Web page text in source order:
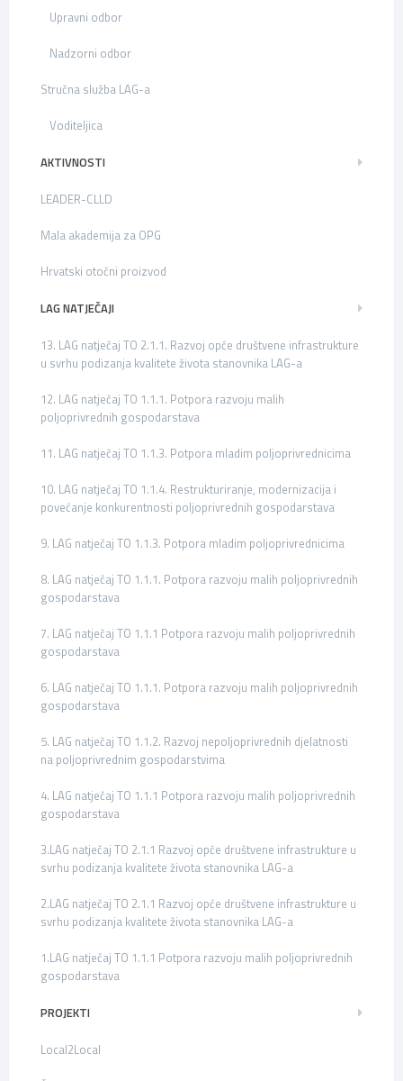
Upravni odbor
Nadzorni odbor
Stručna služba LAG-a
Voditeljica
AKTIVNOSTI
LEADER-CLLD
Mala akademija za OPG
Hrvatski otočni proizvod
LAG NATJEČAJI
13. LAG natječaj TO 2.1.1. Razvoj opće društvene infrastrukture
u svrhu podizanja kvalitete života stanovnika LAG-a
12. LAG natječaj TO 1.1.1. Potpora razvoju malih
poljoprivrednih gospodarstava
11. LAG natječaj TO 1.1.3. Potpora mladim poljoprivrednicima
10. LAG natječaj TO 1.1.4. Restrukturiranje, modernizacija i
povećanje konkurentnosti poljoprivrednih gospodarstava
9. LAG natječaj TO 1.1.3. Potpora mladim poljoprivrednicima
8. LAG natječaj TO 1.1.1. Potpora razvoju malih poljoprivrednih
gospodarstava
7. LAG natječaj TO 1.1.1 Potpora razvoju malih poljoprivrednih
gospodarstava
6. LAG natječaj TO 1.1.1. Potpora razvoju malih poljoprivrednih
gospodarstava
5. LAG natječaj TO 1.1.2. Razvoj nepoljoprivrednih djelatnosti
na poljoprivrednim gospodarstvima
4. LAG natječaj TO 1.1.1 Potpora razvoju malih poljoprivrednih
gospodarstava
3.LAG natječaj TO 2.1.1 Razvoj opće društvene infrastrukture u
svrhu podizanja kvalitete života stanovnika LAG-a
2.LAG natječaj TO 2.1.1 Razvoj opće društvene infrastrukture u
svrhu podizanja kvalitete života stanovnika LAG-a
1.LAG natječaj TO 1.1.1 Potpora razvoju malih poljoprivrednih
gospodarstava
PROJEKTI
Local2Local